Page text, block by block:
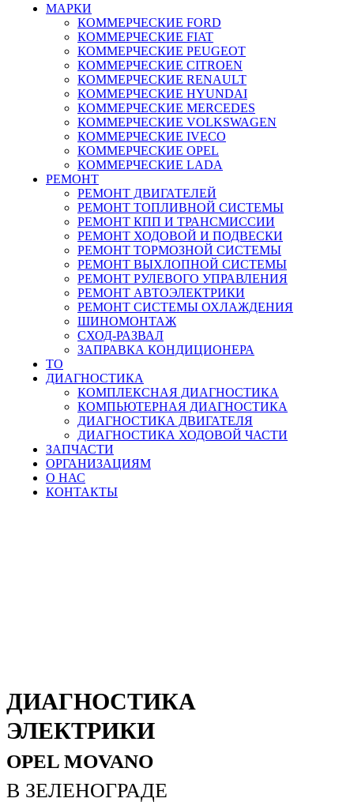
МАРКИ
КОММЕРЧЕСКИЕ FORD
КОММЕРЧЕСКИЕ FIAT
КОММЕРЧЕСКИЕ PEUGEOT
КОММЕРЧЕСКИЕ CITROEN
КОММЕРЧЕСКИЕ RENAULT
КОММЕРЧЕСКИЕ HYUNDAI
КОММЕРЧЕСКИЕ MERCEDES
КОММЕРЧЕСКИЕ VOLKSWAGEN
КОММЕРЧЕСКИЕ IVECO
КОММЕРЧЕСКИЕ OPEL
КОММЕРЧЕСКИЕ LADA
РЕМОНТ
РЕМОНТ ДВИГАТЕЛЕЙ
РЕМОНТ ТОПЛИВНОЙ СИСТЕМЫ
РЕМОНТ КПП И ТРАНСМИССИИ
РЕМОНТ ХОДОВОЙ И ПОДВЕСКИ
РЕМОНТ ТОРМОЗНОЙ СИСТЕМЫ
РЕМОНТ ВЫХЛОПНОЙ СИСТЕМЫ
РЕМОНТ РУЛЕВОГО УПРАВЛЕНИЯ
РЕМОНТ АВТОЭЛЕКТРИКИ
РЕМОНТ СИСТЕМЫ ОХЛАЖДЕНИЯ
ШИНОМОНТАЖ
СХОД-РАЗВАЛ
ЗАПРАВКА КОНДИЦИОНЕРА
ТО
ДИАГНОСТИКА
КОМПЛЕКСНАЯ ДИАГНОСТИКА
КОМПЬЮТЕРНАЯ ДИАГНОСТИКА
ДИАГНОСТИКА ДВИГАТЕЛЯ
ДИАГНОСТИКА ХОДОВОЙ ЧАСТИ
ЗАПЧАСТИ
ОРГАНИЗАЦИЯМ
О НАС
КОНТАКТЫ
ДИАГНОСТИКА
ЭЛЕКТРИКИ
OPEL MOVANO
В ЗЕЛЕНОГРАДЕ